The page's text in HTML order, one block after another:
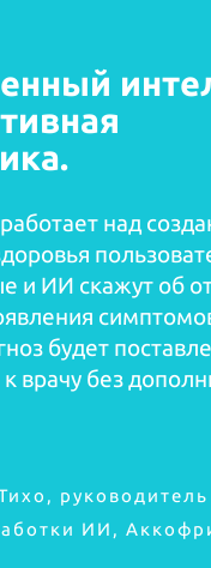
над
и ИИ скажут об
будет
врачу без
руководитель
ИИ,